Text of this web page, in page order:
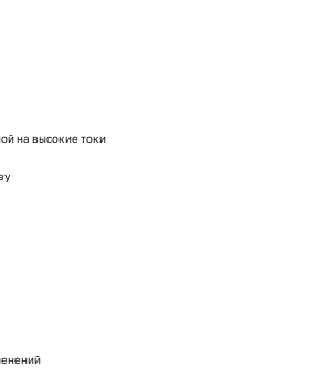
на высокие токи